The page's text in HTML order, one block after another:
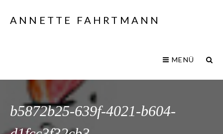
ANNETTE FAHRTMANN
MENÜ
b5872b25-639f-4021-b604-